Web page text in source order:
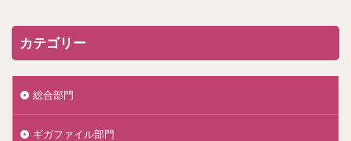
カテゴリー
総合部門
ギガファイル部門